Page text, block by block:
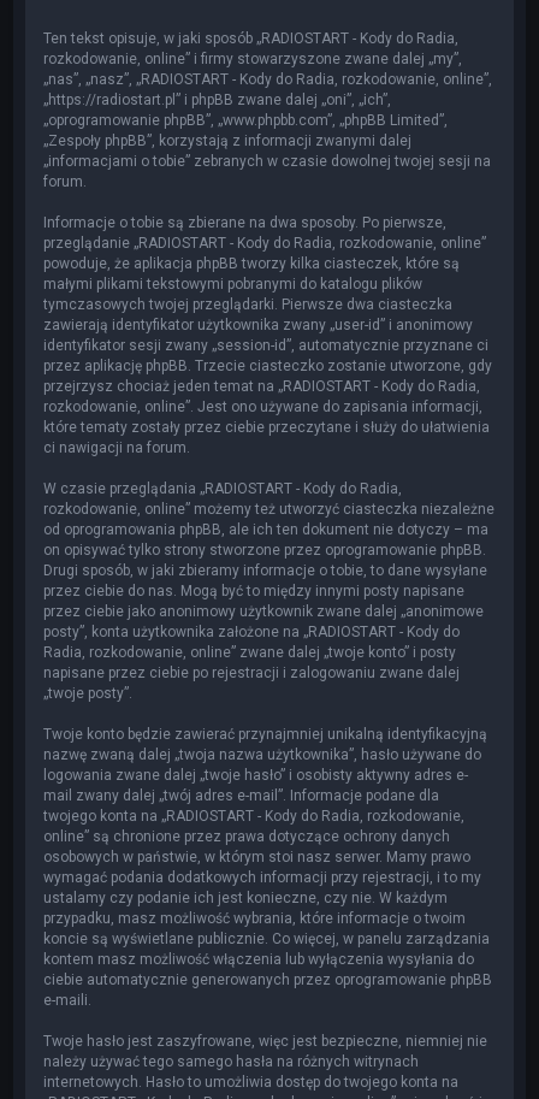
Ten tekst opisuje, w jaki sposób „RADIOSTART - Kody do Radia,
rozkodowanie, online” i firmy stowarzyszone zwane dalej „my”,
„nas”, „nasz”, „RADIOSTART - Kody do Radia, rozkodowanie, online”,
„https://radiostart.pl” i phpBB zwane dalej „oni”, „ich”,
„oprogramowanie phpBB”, „www.phpbb.com”, „phpBB Limited”,
„Zespoły phpBB”, korzystają z informacji zwanymi dalej
„informacjami o tobie” zebranych w czasie dowolnej twojej sesji na
forum.
Informacje o tobie są zbierane na dwa sposoby. Po pierwsze,
przeglądanie „RADIOSTART - Kody do Radia, rozkodowanie, online”
powoduje, że aplikacja phpBB tworzy kilka ciasteczek, które są
małymi plikami tekstowymi pobranymi do katalogu plików
tymczasowych twojej przeglądarki. Pierwsze dwa ciasteczka
zawierają identyfikator użytkownika zwany „user-id” i anonimowy
identyfikator sesji zwany „session-id”, automatycznie przyznane ci
przez aplikację phpBB. Trzecie ciasteczko zostanie utworzone, gdy
przejrzysz chociaż jeden temat na „RADIOSTART - Kody do Radia,
rozkodowanie, online”. Jest ono używane do zapisania informacji,
które tematy zostały przez ciebie przeczytane i służy do ułatwienia
ci nawigacji na forum.
W czasie przeglądania „RADIOSTART - Kody do Radia,
rozkodowanie, online” możemy też utworzyć ciasteczka niezależne
od oprogramowania phpBB, ale ich ten dokument nie dotyczy – ma
on opisywać tylko strony stworzone przez oprogramowanie phpBB.
Drugi sposób, w jaki zbieramy informacje o tobie, to dane wysyłane
przez ciebie do nas. Mogą być to między innymi posty napisane
przez ciebie jako anonimowy użytkownik zwane dalej „anonimowe
posty”, konta użytkownika założone na „RADIOSTART - Kody do
Radia, rozkodowanie, online” zwane dalej „twoje konto” i posty
napisane przez ciebie po rejestracji i zalogowaniu zwane dalej
„twoje posty”.
Twoje konto będzie zawierać przynajmniej unikalną identyfikacyjną
nazwę zwaną dalej „twoja nazwa użytkownika”, hasło używane do
logowania zwane dalej „twoje hasło” i osobisty aktywny adres e-
mail zwany dalej „twój adres e-mail”. Informacje podane dla
twojego konta na „RADIOSTART - Kody do Radia, rozkodowanie,
online” są chronione przez prawa dotyczące ochrony danych
osobowych w państwie, w którym stoi nasz serwer. Mamy prawo
wymagać podania dodatkowych informacji przy rejestracji, i to my
ustalamy czy podanie ich jest konieczne, czy nie. W każdym
przypadku, masz możliwość wybrania, które informacje o twoim
koncie są wyświetlane publicznie. Co więcej, w panelu zarządzania
kontem masz możliwość włączenia lub wyłączenia wysyłania do
ciebie automatycznie generowanych przez oprogramowanie phpBB
e-maili.
Twoje hasło jest zaszyfrowane, więc jest bezpieczne, niemniej nie
należy używać tego samego hasła na różnych witrynach
internetowych. Hasło to umożliwia dostęp do twojego konta na